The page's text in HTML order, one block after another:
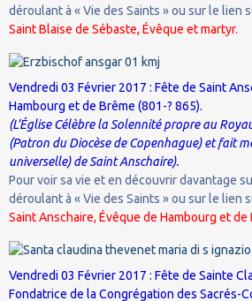
déroulant à « Vie des Saints » ou sur le lien
Saint Blaise de Sébaste, Évêque et martyr.
Vendredi 03 Février 2017 : Fête de Saint
Hambourg et de Brême (801-? 865).
(L’Église Célèbre la Solennité propre au
(Patron du Diocèse de Copenhague) et fait
universelle) de Saint Anschaire).
Pour voir sa vie et en découvrir davantage
déroulant à « Vie des Saints » ou sur le lien
Saint Anschaire, Évêque de Hambourg et de
Vendredi 03 Février 2017 : Fête de Sainte
Fondatrice de la Congrégation des Sacrés-